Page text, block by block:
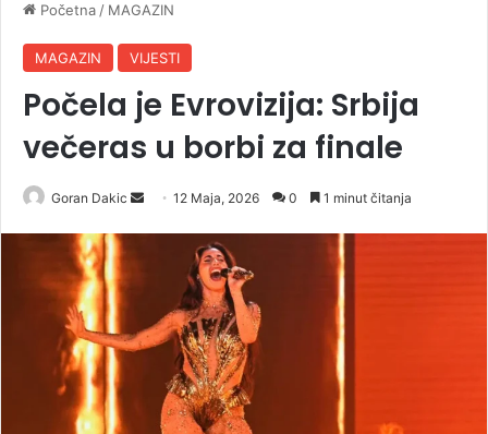
Početna / MAGAZIN
MAGAZIN VIJESTI
Počela je Evrovizija: Srbija
večeras u borbi za finale
Goran Dakic
n
e
12 Maja, 2026 0 1 minut čitanja